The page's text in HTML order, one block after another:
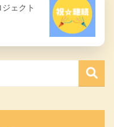
ェクト